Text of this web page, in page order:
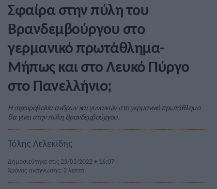
Σφαίρα στην πύλη του
Βρανδεμβούργου στο
γερμανικό πρωτάθλημα-
Μήπως και στο Λευκό Πύργο
στο Πανελλήνιο;
Η σφαιροβολία ανδρών και γυναικών στο γερμανικό πρωτάθλημα
θα γίνει στην πύλη Βρανδεμβούργου.
Τόλης Λελεκίδης
Δημοσιεύτηκε στις 23/03/2022 • 16:07
Χρόνος ανάγνωσης: 2 λεπτά